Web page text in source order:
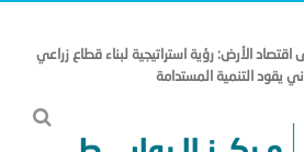
الأرض: رؤية استراتيجية لبناء قطاع زراعي
يقود التنمية المستدامة